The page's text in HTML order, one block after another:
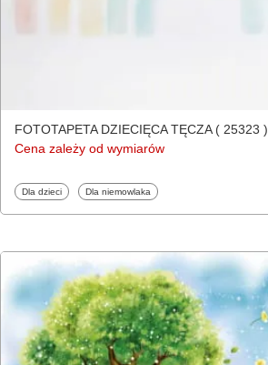
FOTOTAPETA DZIECIĘCA TĘCZA ( 25323 )
Cena zależy od wymiarów
Fototapety
Dla dzieci Fototapety
Dla niemowlaka